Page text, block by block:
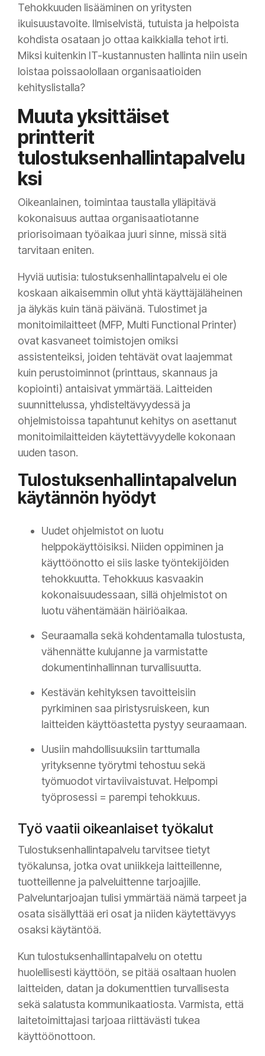
Tehokkuuden lisääminen on yritysten
ikuisuustavoite. Ilmiselvistä, tutuista ja helpoista
kohdista osataan jo ottaa kaikkialla tehot irti.
Miksi kuitenkin IT-kustannusten hallinta niin usein
loistaa poissaolollaan organisaatioiden
kehityslistalla?
Muuta yksittäiset
printterit
tulostuksenhallintapalvelu
ksi
Oikeanlainen, toimintaa taustalla ylläpitävä
kokonaisuus auttaa organisaatiotanne
priorisoimaan työaikaa juuri sinne, missä sitä
tarvitaan eniten.
Hyviä uutisia: tulostuksenhallintapalvelu ei ole
koskaan aikaisemmin ollut yhtä käyttäjäläheinen
ja älykäs kuin tänä päivänä. Tulostimet ja
monitoimilaitteet (MFP, Multi Functional Printer)
ovat kasvaneet toimistojen omiksi
assistenteiksi, joiden tehtävät ovat laajemmat
kuin perustoiminnot (printtaus, skannaus ja
kopiointi) antaisivat ymmärtää. Laitteiden
suunnittelussa, yhdisteltävyydessä ja
ohjelmistoissa tapahtunut kehitys on asettanut
monitoimilaitteiden käytettävyydelle kokonaan
uuden tason.
Tulostuksenhallintapalvelun
käytännön hyödyt
Uudet ohjelmistot on luotu
helppokäyttöisiksi. Niiden oppiminen ja
käyttöönotto ei siis laske työntekijöiden
tehokkuutta. Tehokkuus kasvaakin
kokonaisuudessaan, sillä ohjelmistot on
luotu vähentämään häiriöaikaa.
Seuraamalla sekä kohdentamalla tulostusta,
vähennätte kulujanne ja varmistatte
dokumentinhallinnan turvallisuutta.
Kestävän kehityksen tavoitteisiin
pyrkiminen saa piristysruiskeen, kun
laitteiden käyttöastetta pystyy seuraamaan.
Uusiin mahdollisuuksiin tarttumalla
yrityksenne työrytmi tehostuu sekä
työmuodot virtaviivaistuvat. Helpompi
työprosessi = parempi tehokkuus.
Työ vaatii oikeanlaiset työkalut
Tulostuksenhallintapalvelu tarvitsee tietyt
työkalunsa, jotka ovat uniikkeja laitteillenne,
tuotteillenne ja palveluittenne tarjoajille.
Palveluntarjoajan tulisi ymmärtää nämä tarpeet ja
osata sisällyttää eri osat ja niiden käytettävyys
osaksi käytäntöä.
Kun tulostuksenhallintapalvelu on otettu
huolellisesti käyttöön, se pitää osaltaan huolen
laitteiden, datan ja dokumenttien turvallisesta
sekä salatusta kommunikaatiosta. Varmista, että
laitetoimittajasi tarjoaa riittävästi tukea
käyttöönottoon.